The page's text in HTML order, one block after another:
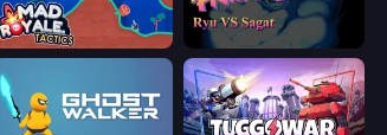
Mad Royale Tactics Street Fighter 2